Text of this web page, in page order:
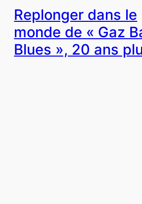
Replonger dans le
monde de « Gaz
Blues », 20 ans